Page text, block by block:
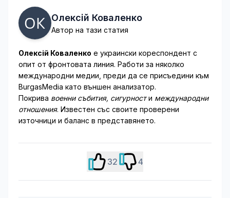
Олексій Коваленко
Автор на тази статия
Олексій Коваленко е украински кореспондент с
опит от фронтовата линия. Работи за няколко
международни медии, преди да се присъедини към
BurgasMedia като външен анализатор.
Покрива военни събития, сигурности международни
отношения. Известен със своите проверени
източници и баланс в представянето.
32 4